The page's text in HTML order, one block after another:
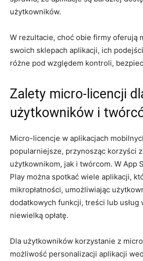
użytkowników.
W rezultacie, choć obie firmy oferują​
swoich sklepach aplikacji, ich
różne pod względem kontroli,
Zalety micro-licencji
użytkowników i
Micro-licencje w aplikacjach
popularniejsze, przynosząc ⁤korzyści
użytkownikom, jak i twórcom. ‍W App
Play można spotkać wiele aplikacji,
mikropłatności, umożliwiając
dodatkowych funkcji, treści ‍lub usług
niewielką opłatę.
Dla użytkowników korzystanie z
możliwość personalizacji⁤ aplikacji⁣